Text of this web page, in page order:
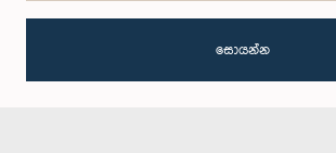
සොයන්න